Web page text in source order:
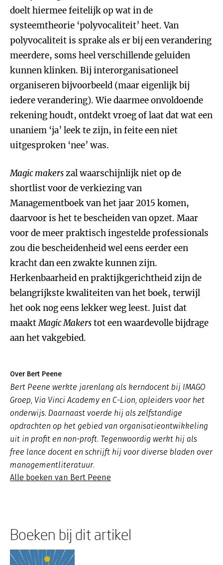
doelt hiermee feitelijk op wat in de
systeemtheorie ‘polyvocaliteit’ heet. Van
polyvocaliteit is sprake als er bij een verandering
meerdere, soms heel verschillende geluiden
kunnen klinken. Bij interorganisationeel
organiseren bijvoorbeeld (maar eigenlijk bij
iedere verandering). Wie daarmee onvoldoende
rekening houdt, ontdekt vroeg of laat dat wat een
unaniem ‘ja’ leek te zijn, in feite een niet
uitgesproken ‘nee’ was.
Magic makerszal waarschijnlijk niet op de
shortlist voor de verkiezing van
Managementboek van het jaar 2015 komen,
daarvoor is het te bescheiden van opzet. Maar
voor de meer praktisch ingestelde professionals
zou die bescheidenheid wel eens eerder een
kracht dan een zwakte kunnen zijn.
Herkenbaarheid en praktijkgerichtheid zijn de
belangrijkste kwaliteiten van het boek, terwijl
het ook nog eens lekker weg leest. Juist dat
maaktMagic Makerstot een waardevolle bijdrage
aan het vakgebied.
Over Bert Peene
Bert Peene werkte jarenlang als kerndocent bij IMAGO
Groep, Via Vinci Academy en C-Lion, opleiders voor het
onderwijs. Daarnaast voerde hij als zelfstandige
opdrachten op het gebied van organisatieontwikkeling
uit in profit en non-proft. Tegenwoordig werkt hij als
free lance docent en schrijft hij voor diverse bladen over
managementliteratuur.
Alle boeken van Bert Peene
Boeken bij dit artikel